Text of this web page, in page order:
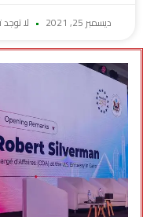
ديسمبر 25, 2021 لا